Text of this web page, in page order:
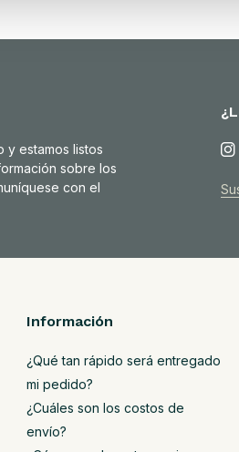
y estamos listos
sobre los
con el
Información
¿Qué tan rápido será entregado
mi pedido?
¿Cuáles son los costos de
envío?